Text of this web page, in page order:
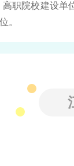
职院校建设
。